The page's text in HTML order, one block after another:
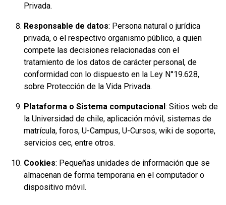
Privada.
Responsable de datos: Persona natural o jurídica
privada, o el respectivo organismo público, a quien
compete las decisiones relacionadas con el
tratamiento de los datos de carácter personal, de
conformidad con lo dispuesto en la Ley N°19.628,
sobre Protección de la Vida Privada.
Plataforma o Sistema computacional: Sitios web de
la Universidad de chile, aplicación móvil, sistemas de
matrícula, foros, U-Campus, U-Cursos, wiki de soporte,
servicios cec, entre otros.
Cookies: Pequeñas unidades de información que se
almacenan de forma temporaria en el computador o
dispositivo móvil.